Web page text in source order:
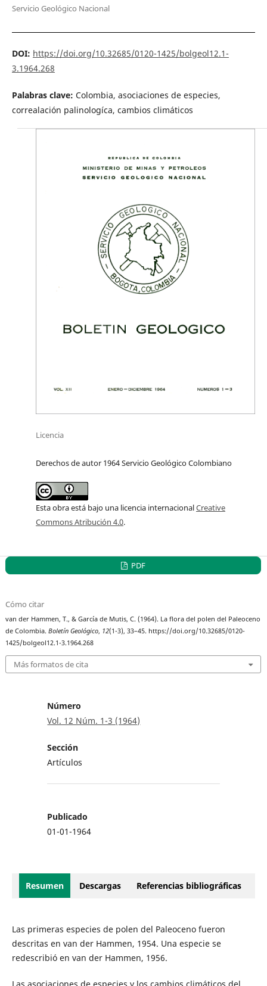
Servicio Geológico Nacional
DOI: https://doi.org/10.32685/0120-1425/bolgeol12.1-
3.1964.268
Palabras clave: Colombia, asociaciones de especies,
correalación palinologíca, cambios climáticos
Licencia
Derechos de autor 1964 Servicio Geológico Colombiano
Esta obra está bajo una licencia internacionalCreative
Commons Atribución 4.0.
PDF
Cómo citar
van der Hammen, T., & García de Mutis, C. (1964). La flora del polen del Paleoceno
de Colombia.Boletín Geológico, 12(1-3), 33–45. https://doi.org/10.32685/0120-
1425/bolgeol12.1-3.1964.268
Más formatos de cita
Número
Vol. 12 Núm. 1-3 (1964)
Sección
Artículos
Publicado
01-01-1964
Resumen Descargas Referencias bibliográficas
Las primeras especies de polen del Paleoceno fueron
descritas en van der Hammen, 1954. Una especie se
redescribió en van der Hammen, 1956.
Las asociaciones de especies y los cambios climáticos del